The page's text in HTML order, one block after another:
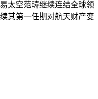
太空范畴继续连结全球领
其第一任期对航天财产变